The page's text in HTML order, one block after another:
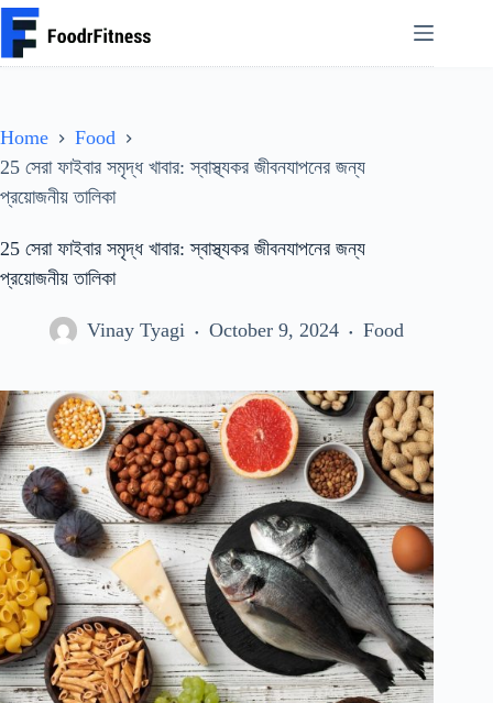
Skip
to
content
Home
Food
25 সেরা ফাইবার সমৃদ্ধ খাবার: স্বাস্থ্যকর জীবনযাপনের জন্য
প্রয়োজনীয় তালিকা
25 সেরা ফাইবার সমৃদ্ধ খাবার: স্বাস্থ্যকর জীবনযাপনের জন্য
প্রয়োজনীয় তালিকা
Vinay Tyagi October 9, 2024 Food